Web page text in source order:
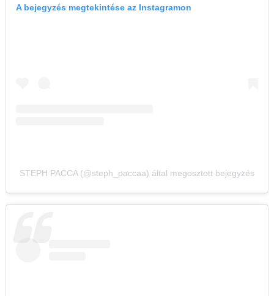
A bejegyzés megtekintése az Instagramon
STEPH PACCA (@steph_paccaa) által megosztott bejegyzés